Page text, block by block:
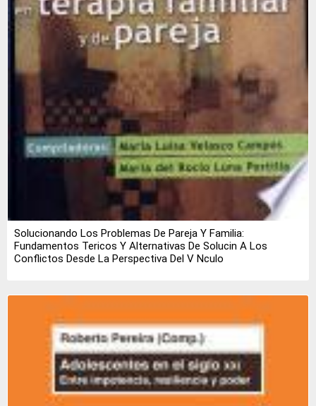
Solucionando Los Problemas De Pareja Y Familia:
Fundamentos Tericos Y Alternativas De Solucin A Los
Conflictos Desde La Perspectiva Del V Nculo